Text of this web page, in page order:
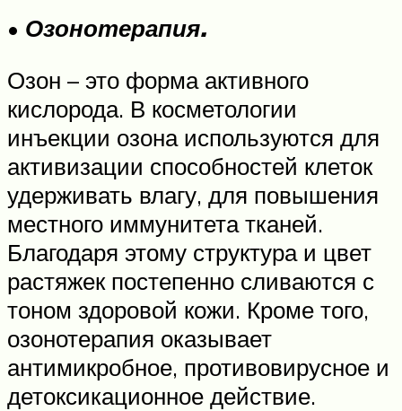
• Озонотерапия.
Озон – это форма активного
кислорода. В косметологии
инъекции озона используются для
активизации способностей клеток
удерживать влагу, для повышения
местного иммунитета тканей.
Благодаря этому структура и цвет
растяжек постепенно сливаются с
тоном здоровой кожи. Кроме того,
озонотерапия оказывает
антимикробное, противовирусное и
детоксикационное действие.